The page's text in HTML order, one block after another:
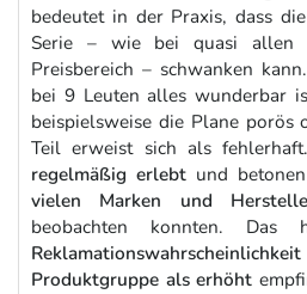
bedeutet in der Praxis, dass
Serie – wie bei quasi allen
Preisbereich – schwanken
bei 9 Leuten alles wunderbar
beispielsweise die Plane porös
Teil erweist sich als
regelmäßig erlebt und
vielen Marken und
beobachten konnten.
Produktgruppe als erhöht